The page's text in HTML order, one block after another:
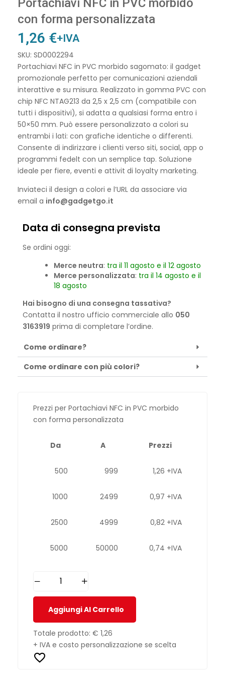
Portachiavi NFC in PVC morbido
con forma personalizzata
1,26 €+IVA
SKU: SD0002294
Portachiavi NFC in PVC morbido sagomato: il gadget
promozionale perfetto per comunicazioni aziendali
interattive e su misura. Realizzato in gomma PVC con
chip NFC NTAG213 da 2,5 x 2,5 cm (compatibile con
tutti i dispositivi), si adatta a qualsiasi forma entro i
50×50 mm. Può essere personalizzato a colori su
entrambi i lati: con grafiche identiche o differenti.
Consente di indirizzare i clienti verso siti, social, app o
programmi fedelt con un semplice tap. Soluzione
ideale per fiere, eventi e attivit di loyalty marketing.
Inviateci il design a colori e l’URL da associare via
email a info@gadgetgo.it
Data di consegna prevista
Se ordini oggi:
Merce neutra: tra il 11 agosto e il 12 agosto
Merce personalizzata: tra il 14 agosto e il
18 agosto
Hai bisogno di una consegna tassativa?
Contatta il nostro ufficio commerciale allo 050
3163919 prima di completare l’ordine.
Come ordinare?
Come ordinare con più colori?
Prezzi per Portachiavi NFC in PVC morbido
con forma personalizzata
Da A Prezzi
500 999 1,26 +IVA
1000 2499 0,97 +IVA
2500 4999 0,82 +IVA
5000 50000 0,74 +IVA
Aggiungi Al Carrello
Totale prodotto: € 1,26
+ IVA e costo personalizzazione se scelta